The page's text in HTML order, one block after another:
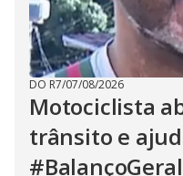
DO R7/07/08/2026
Motociclista
trânsito e